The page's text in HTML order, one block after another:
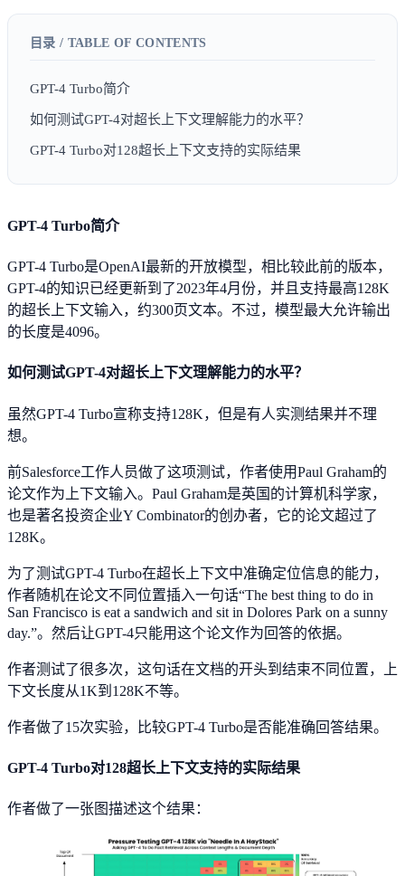
GPT-4 Turbo简介
如何测试GPT-4对超长上下文理解能力的水平？
GPT-4 Turbo对128超长上下文支持的实际结果
GPT-4 Turbo简介
GPT-4 Turbo是OpenAI最新的开放模型，相比较此前的版本，
GPT-4的知识已经更新到了2023年4月份，并且支持最高128K
的超长上下文输入，约300页文本。不过，模型最大允许输出
的长度是4096。
如何测试GPT-4对超长上下文理解能力的水平？
虽然GPT-4 Turbo宣称支持128K，但是有人实测结果并不理
想。
前Salesforce工作人员做了这项测试，作者使用Paul Graham的
论文作为上下文输入。Paul Graham是英国的计算机科学家，
也是著名投资企业Y Combinator的创办者，它的论文超过了
128K。
为了测试GPT-4 Turbo在超长上下文中准确定位信息的能力，
作者随机在论文不同位置插入一句话“The best thing to do in
San Francisco is eat a sandwich and sit in Dolores Park on a sunny
day.”。然后让GPT-4只能用这个论文作为回答的依据。
作者测试了很多次，这句话在文档的开头到结束不同位置，上
下文长度从1K到128K不等。
作者做了15次实验，比较GPT-4 Turbo是否能准确回答结果。
GPT-4 Turbo对128超长上下文支持的实际结果
作者做了一张图描述这个结果：